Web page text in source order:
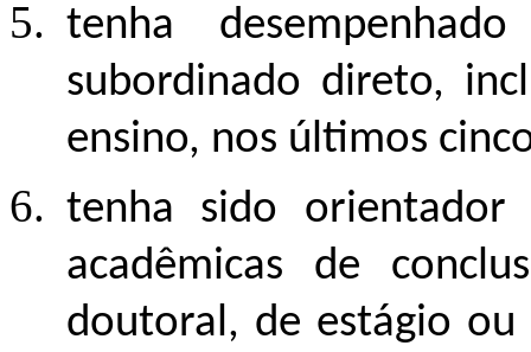
tenha
subordinado direto,
ensino, nos últimos
tenha sido orientador
acadêmicas de
doutoral, de estágio ou